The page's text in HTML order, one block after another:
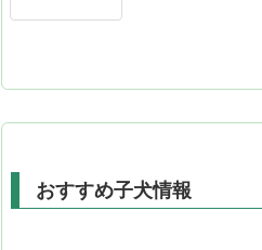
おすすめ子犬情報